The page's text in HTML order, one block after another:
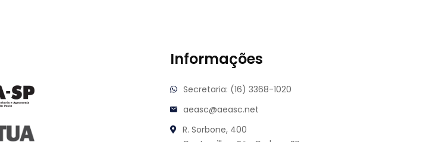
Informações
Secretaria: (16) 3368-1020
aeasc@aeasc.net
R. Sorbone, 400